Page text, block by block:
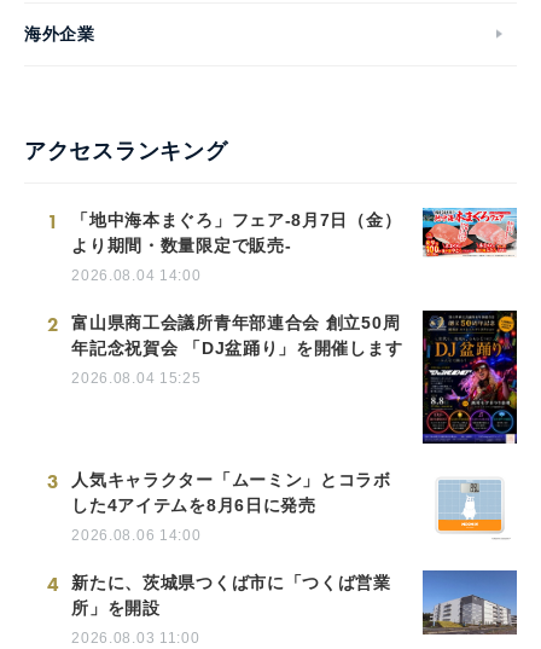
海外企業
アクセスランキング
1
「地中海本まぐろ」フェア-8月7日（金）
より期間・数量限定で販売-
2026.08.04 14:00
2
富山県商工会議所青年部連合会 創立50周
年記念祝賀会 「DJ盆踊り」を開催します
2026.08.04 15:25
3
人気キャラクター「ムーミン」とコラボ
した4アイテムを8月6日に発売
2026.08.06 14:00
4
新たに、茨城県つくば市に「つくば営業
所」を開設
2026.08.03 11:00